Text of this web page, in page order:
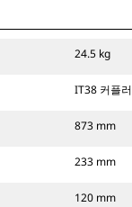
24.5 kg
IT38 커플러
873 mm
233 mm
120 mm